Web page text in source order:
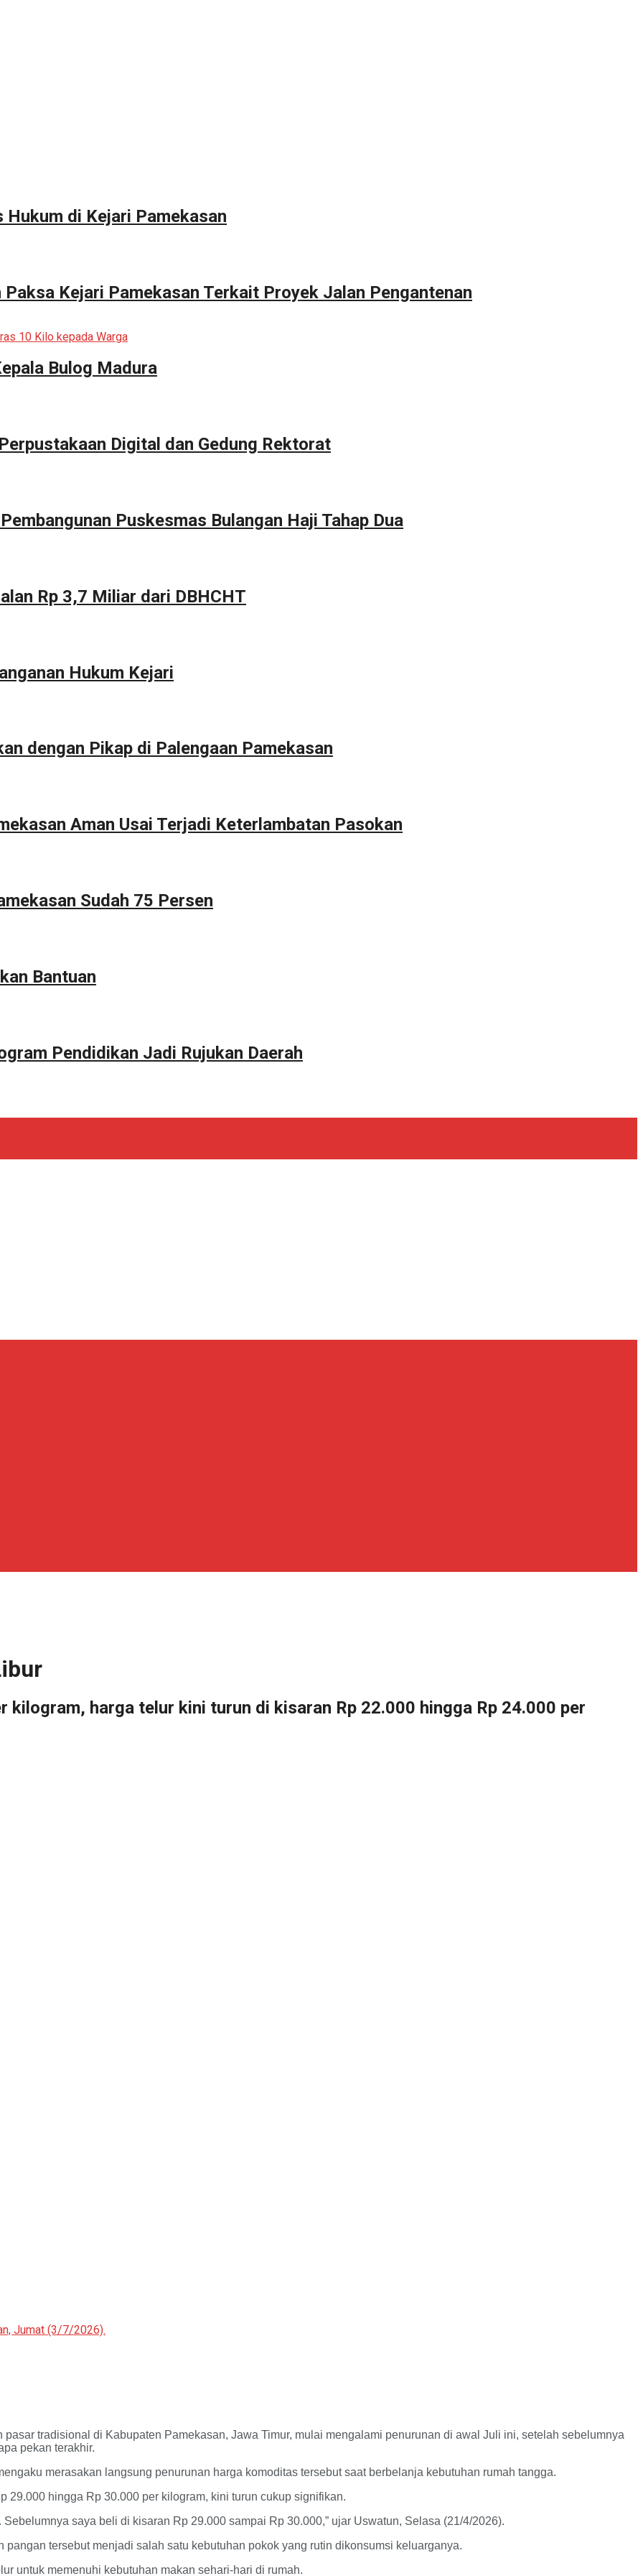
Hukum di Kejari Pamekasan
Kejari Pamekasan Terkait Proyek Jalan Pengantenan
Bulog Madura
Digital dan Gedung Rektorat
Puskesmas Bulangan Haji Tahap Dua
Rp 3,7 Miliar dari DBHCHT
Hukum Kejari
dengan Pikap di Palengaan Pamekasan
Aman Usai Terjadi Keterlambatan Pasokan
Sudah 75 Persen
Bantuan
Pendidikan Jadi Rujukan Daerah
kilogram, harga telur kini turun di kisaran Rp 22.000 hingga Rp 24.000 per
Jumat (3/7/2026).
pasar tradisional di Kabupaten Pamekasan, Jawa Timur, mulai mengalami penurunan di awal Juli ini, setelah sebelumnya
pekan terakhir.
merasakan langsung penurunan harga komoditas tersebut saat berbelanja kebutuhan rumah tangga.
29.000 hingga Rp 30.000 per kilogram, kini turun cukup signifikan.
saya beli di kisaran Rp 29.000 sampai Rp 30.000,” ujar Uswatun, Selasa (21/4/2026).
tersebut menjadi salah satu kebutuhan pokok yang rutin dikonsumsi keluarganya.
untuk memenuhi kebutuhan makan sehari-hari di rumah.